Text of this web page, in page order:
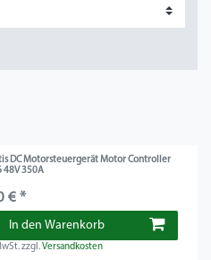
DC Motorsteuergerät Motor Controller
48V 350A
€ *
In den Warenkorb
zzgl.Versandkosten